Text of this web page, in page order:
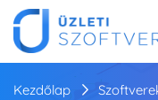
Kezdőlap